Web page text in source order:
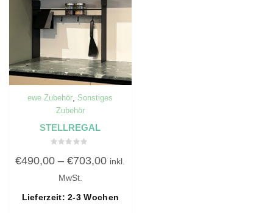
ewe Zubehör Sonstiges
Zubehör
STELLREGAL
mit
von
€490,00 –€703,00 inkl.
MwSt.
Lieferzeit: 2-3 Wochen